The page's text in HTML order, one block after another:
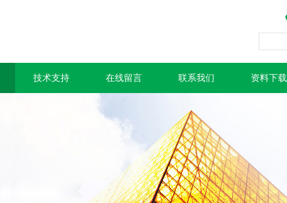
技术支持 在线留言 联系我们 资料下载